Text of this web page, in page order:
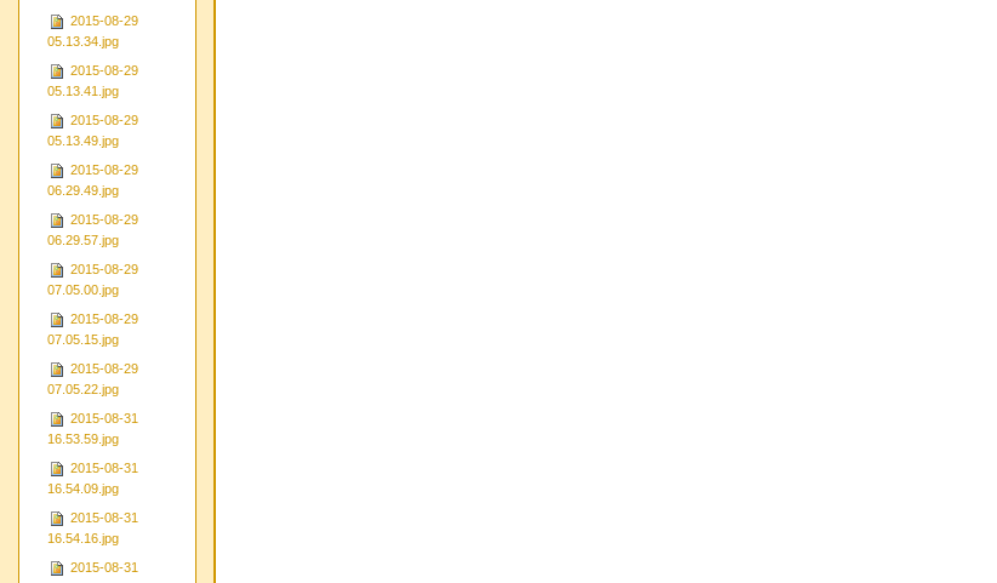
2015-08-29
05.13.34.jpg
2015-08-29
05.13.41.jpg
2015-08-29
05.13.49.jpg
2015-08-29
06.29.49.jpg
2015-08-29
06.29.57.jpg
2015-08-29
07.05.00.jpg
2015-08-29
07.05.15.jpg
2015-08-29
07.05.22.jpg
2015-08-31
16.53.59.jpg
2015-08-31
16.54.09.jpg
2015-08-31
16.54.16.jpg
2015-08-31